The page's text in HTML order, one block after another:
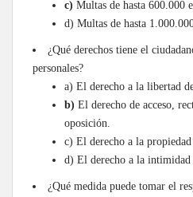
c) Multas de hasta 600.000
d) Multas de hasta
¿Qué derechos tiene el
personales?
a) El derecho a la libertad
b) El derecho de acceso,
oposición.
c) El derecho a la
d) El derecho a la
¿Qué medida puede tomar el